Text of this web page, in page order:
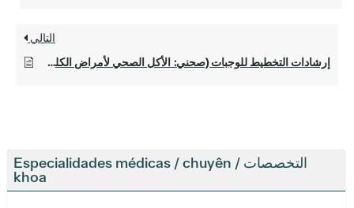
التخصصات / Especialidades médicas / chuyên
khoa
التالي
إرشادات التخطيط للوجبات (صحني: الأكل الصحي لأمراض الكلى المزمنة)